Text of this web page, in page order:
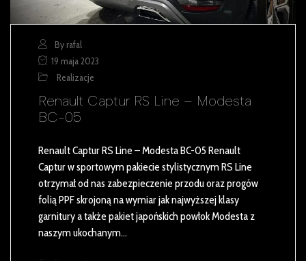
By rafal
19 maja 2023
Realizacje
Renault Captur RS Line – Modesta
BC-05
Renault Captur RS Line – Modesta BC-05 Renault
Captur w sportowym pakiecie stylistycznym RS Line
otrzymał od nas zabezpieczenie przodu oraz progów
folią PPF skrojoną na wymiar jak najwyższej klasy
garnitury a także pakiet japońskich powłok Modesta z
naszym ukochanym…